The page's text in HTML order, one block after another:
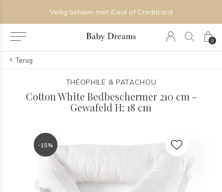
0
Veilig betalen met iDeal of Creditcard
Terug
THÉOPHILE & PATACHOU
Cotton White Bedbeschermer 210 cm -
Gewafeld H: 18 cm
-15%